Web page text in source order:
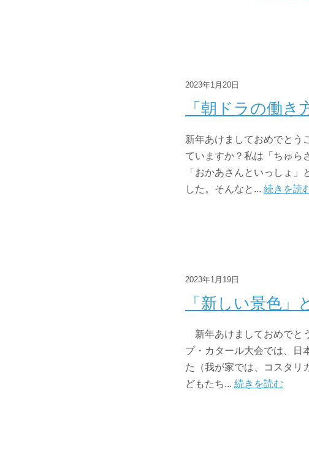
2023年1月20日
「朝ドラの働き
新年あけましておめでと
ていますか？私は「ちゅら
「おかあさんといっしょ
した。そんなと... 続きを読
2023年1月19日
「新しい景色」
新年あけましておめでと
プ・カタール大会では、日
た（我が家では、コスタリ
どもたち... 続きを読む